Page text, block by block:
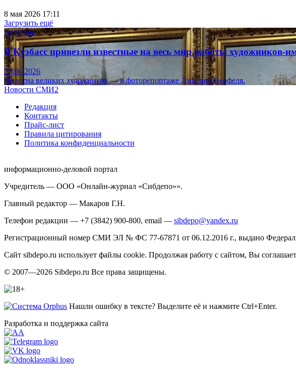
8 мая 2026 17:11
Загрузить ещё
Культура
В Кузбасс привезли известные на весь мир работы художников-
23.06.2026
Полотна великих художников — в фоторепортаже Дмитрия Верфеля.
Новости СМИ2
Редакция
Контакты
Прайс-лист
Правила цитирования
Политика конфиденциальности
информационно-деловой портал
Учредитель — ООО «Онлайн-журнал «Сибдепо»».
Главный редактор — Макаров Г.Н.
Телефон редакции — +7 (3842) 900-800, email — sibdepo@yandex.ru
Регистрационный номер СМИ ЭЛ № ФС 77-67871 от 06.12.2016 г., выдано
Сайт sibdepo.ru использует файлы cookie. Продолжая работу с сайтом, Вы
© 2007—2026 Sibdepo.ru Все права защищены.
Нашли ошибку в тексте? Выделите её и нажмите Ctrl+Enter.
Разработка и поддержка сайта